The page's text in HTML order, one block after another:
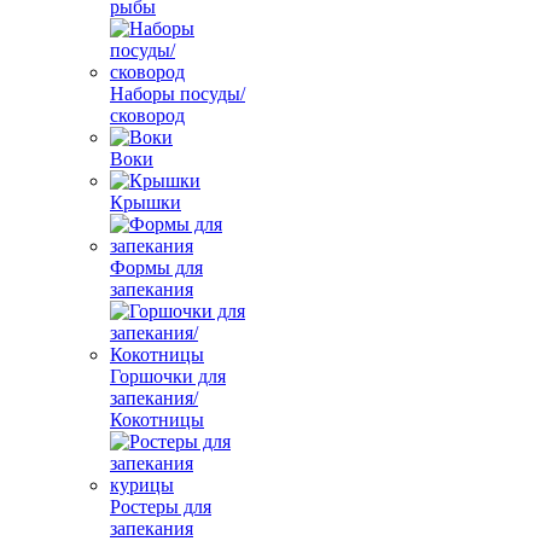
рыбы
Наборы посуды/
сковород
Воки
Крышки
Формы для
запекания
Горшочки для
запекания/
Кокотницы
Ростеры для
запекания